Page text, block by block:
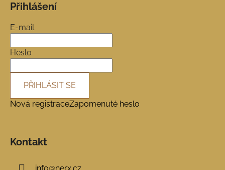
Přihlášení
E-mail
Heslo
PŘIHLÁSIT SE
Nová registraceZapomenuté heslo
Kontakt